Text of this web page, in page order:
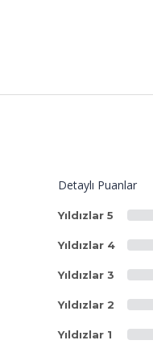
Detaylı Puanlar
Yıldızlar 5
Yıldızlar 4
Yıldızlar 3
Yıldızlar 2
Yıldızlar 1